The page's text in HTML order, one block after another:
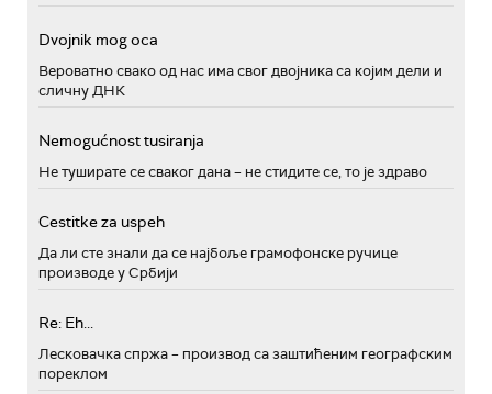
Dvojnik mog oca
Вероватно свако од нас има свог двојника са којим дели и
сличну ДНК
Nemogućnost tusiranja
Не туширате се сваког дана – не стидите се, то је здраво
Cestitke za uspeh
Да ли сте знали да се најбоље грамофонске ручице
производе у Србији
Re: Eh...
Лесковачка спржа – производ са заштићеним географским
пореклом